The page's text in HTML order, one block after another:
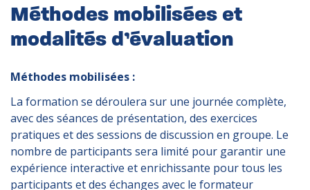
Méthodes mobilisées et
modalités d’évaluation
Méthodes mobilisées :
La formation se déroulera sur une journée complète,
avec des séances de présentation, des exercices
pratiques et des sessions de discussion en groupe. Le
nombre de participants sera limité pour garantir une
expérience interactive et enrichissante pour tous les
participants et des échanges avec le formateur